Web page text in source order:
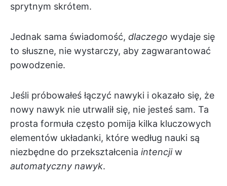
sprytnym skrótem.
Jednak sama świadomość, dlaczego wydaje się
to słuszne, nie wystarczy, aby zagwarantować
powodzenie.
Jeśli próbowałeś łączyć nawyki i okazało się, że
nowy nawyk nie utrwalił się, nie jesteś sam. Ta
prosta formuła często pomija kilka kluczowych
elementów układanki, które według nauki są
niezbędne do przekształcenia intencjiw
automatyczny nawyk.